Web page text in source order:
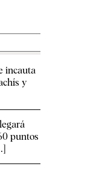
incauta
y
puntos